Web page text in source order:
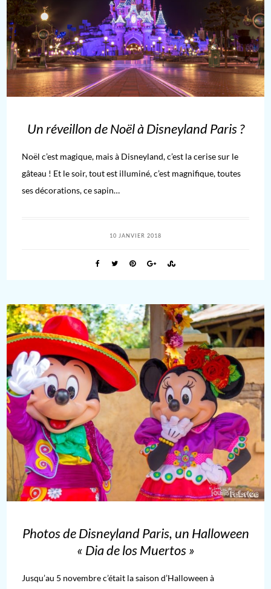
Un réveillon de Noël à Disneyland Paris ?
Noël c’est magique, mais à Disneyland, c’est la cerise sur le
gâteau ! Et le soir, tout est illuminé, c’est magnifique, toutes
ses décorations, ce sapin…
10 JANVIER 2018
Photos de Disneyland Paris, un Halloween
« Dia de los Muertos »
Jusqu’au 5 novembre c’était la saison d’Halloween à